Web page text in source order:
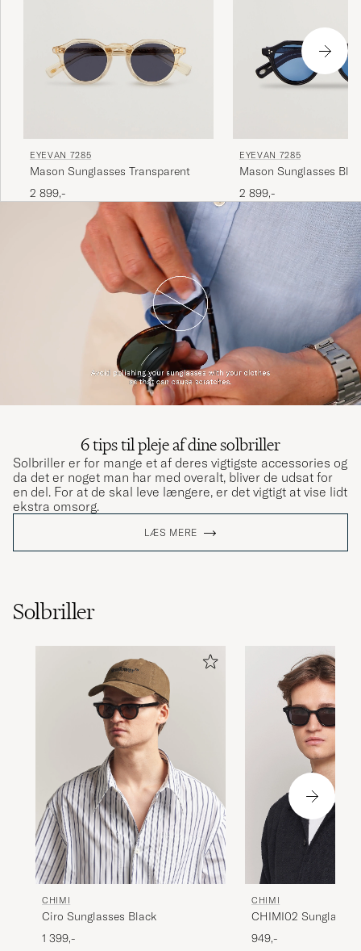
EYEVAN 7285
Mason Sunglasses Transparent
2 899,-
EYEVAN 7285
Mason Sunglasses
2 899,-
6 tips til pleje af dine solbriller
Solbriller er for mange et af deres vigtigste accessories og
da det er noget man har med overalt, bliver de udsat for
en del. For at de skal leve længere, er det vigtigt at vise lidt
ekstra omsorg.
LÆS MERE
Solbriller
CHIMI
Ciro Sunglasses Black
1 399,-
CHIMI
CHIMI02
949,-